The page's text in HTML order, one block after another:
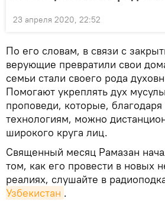
23 апреля 2020, 22:52
По его словам, в связи с
верующие превратили свои
семьи стали своего рода
Помогают укреплять дух
проповеди, которые,
технологиям, можно
широкого круга лиц.
Священный месяц Рамазан
том, как его провести в новых
реалиях, слушайте в
Узбекистан .